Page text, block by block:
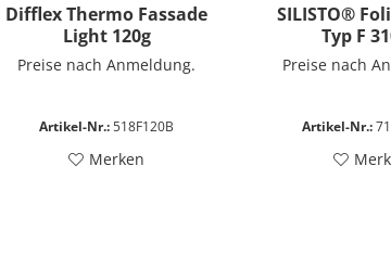
Difflex Thermo Fassade
Light 120g
Preise nach Anmeldung.
Artikel-Nr.:518F120B
Merken
SILISTO®
Typ F
Preise nach
Artikel-Nr.: